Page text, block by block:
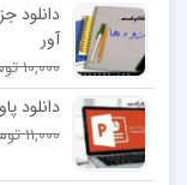
دانلود
آور
10,000 تومان
دانلود
11,000 تومان